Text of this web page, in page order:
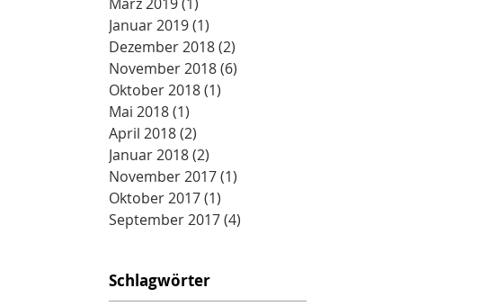
Januar 2019(1)
Dezember 2018(2)
November 2018(6)
Oktober 2018(1)
Mai 2018(1)
April 2018(2)
Januar 2018(2)
November 2017(1)
Oktober 2017(1)
September 2017(4)
Schlagwörter